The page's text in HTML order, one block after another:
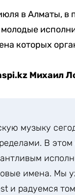
в Алматы,
которых
.kzМихаил
музыку
В
имена. Мы
и радуемся